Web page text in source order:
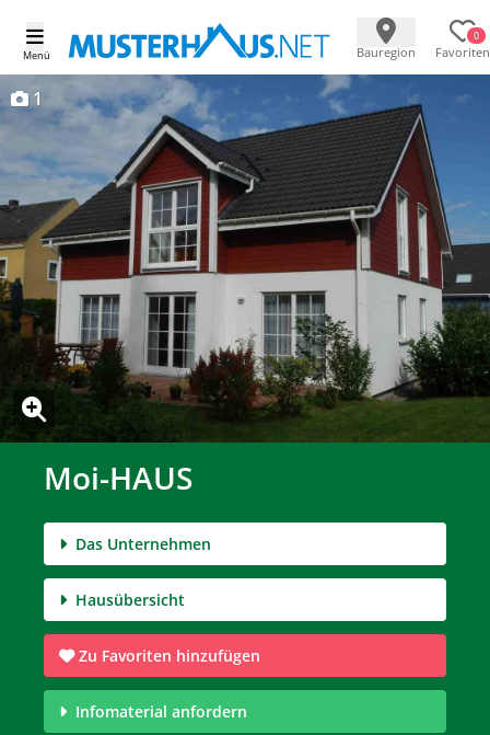
Menü Bauregion
0
Favoriten
1
Moi-HAUS
Das Unternehmen
Hausübersicht
Zu Favoriten hinzufügen
Infomaterial anfordern